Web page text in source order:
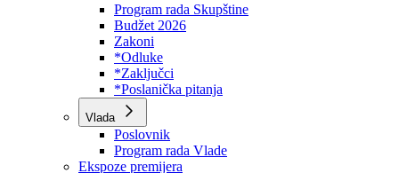
Skupština
Poslovnik
Program rada Skupštine
Budžet 2026
Zakoni
*Odluke
*Zaključci
*Poslanička pitanja
Vlada